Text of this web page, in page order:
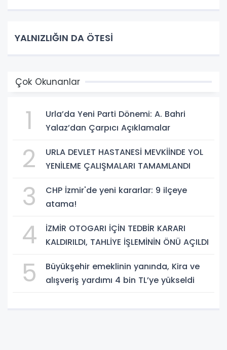
YALNIZLIĞIN DA ÖTESİ
Çok Okunanlar
1
Urla’da Yeni Parti Dönemi: A. Bahri
Yalaz’dan Çarpıcı Açıklamalar
2
URLA DEVLET HASTANESİ MEVKİİNDE YOL
YENİLEME ÇALIŞMALARI TAMAMLANDI
3
CHP İzmir'de yeni kararlar: 9 ilçeye
atama!
4
İZMİR OTOGARI İÇİN TEDBİR KARARI
KALDIRILDI, TAHLİYE İŞLEMİNİN ÖNÜ AÇILDI
5
Büyükşehir emeklinin yanında, Kira ve
alışveriş yardımı 4 bin TL’ye yükseldi